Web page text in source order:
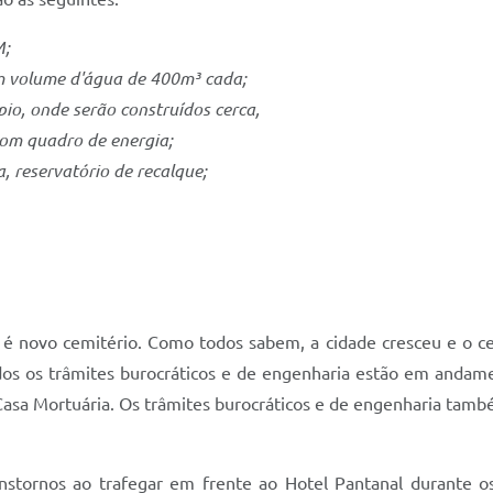
d'água de 400m³ cada;
onde serão construídos cerca,
quadro de energia;
reservatório de recalque;
cemitério. Como todos sabem, a cidade cresceu e o
os trâmites burocráticos e de engenharia estão em
Mortuária. Os trâmites burocráticos e de engenharia
ao trafegar em frente ao Hotel Pantanal durante